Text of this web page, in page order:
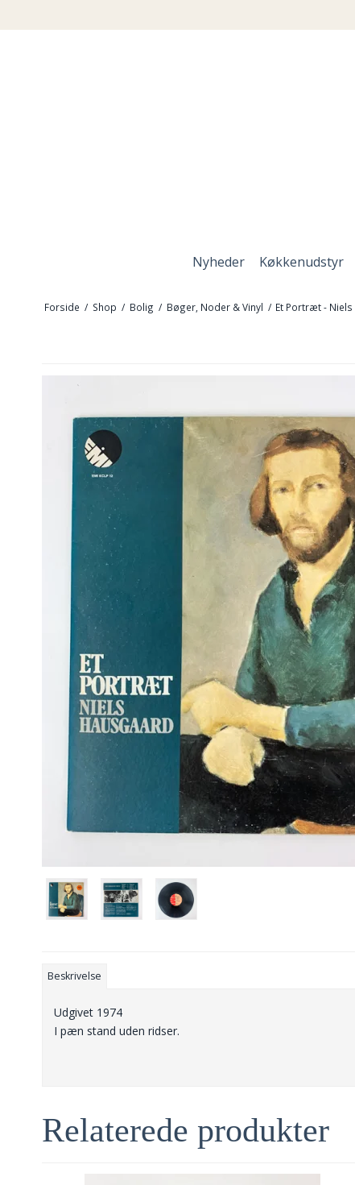
Nyheder Køkkenudstyr
Forside / Shop / Bolig / Bøger, Noder & Vinyl / Et Portræt - Niels
Beskrivelse
Udgivet 1974
I pæn stand uden ridser.
Relaterede produkter